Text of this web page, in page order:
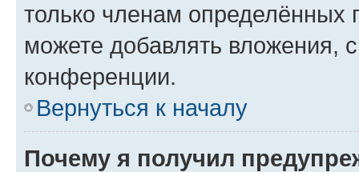
только членам определённых
можете добавлять вложения,
конференции.
Вернуться к началу
Почему я получил